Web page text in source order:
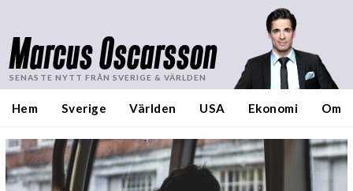
Marcus Oscarsson
SENASTE NYTT FRÅN SVERIGE & VÄRLDEN
Hem Sverige Världen USA Ekonomi Om